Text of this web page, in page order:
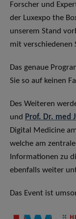
Forscher und
der Luxexpo the
unserem Stand
mit verschiedenen
Das genaue
Sie so auf keinen
Des Weiteren
und Prof. Dr. med
Digital Medicine
welche am
Informationen zu
ebenfalls weiter
Das Event ist